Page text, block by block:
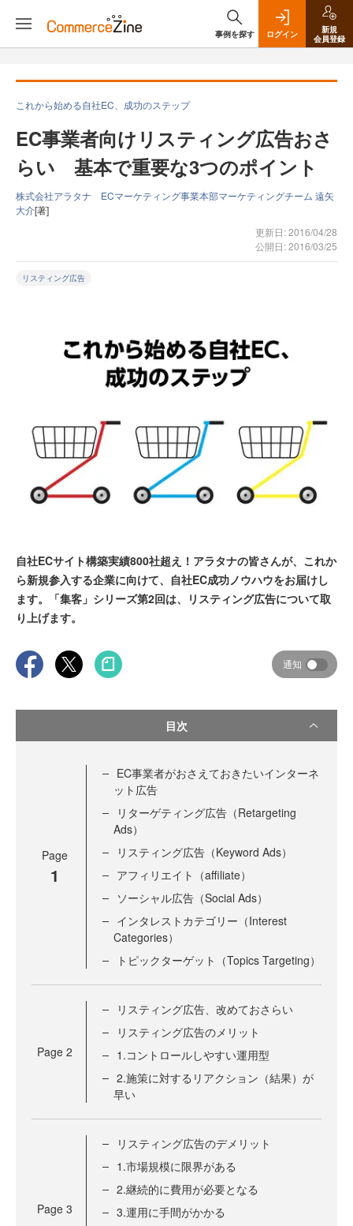
事例を探す ログイン
新規
会員登録
これから始める自社EC、成功のステップ
EC事業者向けリスティング広告おさ
らい 基本で重要な3つのポイント
株式会社アラタナ ECマーケティング事業本部マーケティングチーム 遠矢
大介[著]
更新日: 2016/04/28
公開日: 2016/03/25
リスティング広告
自社ECサイト構築実績800社超え！アラタナの皆さんが、これか
ら新規参入する企業に向けて、自社EC成功ノウハウをお届けし
ます。「集客」シリーズ第2回は、リスティング広告について取
り上げます。
通知
目次
Page
1
EC事業者がおさえておきたいインターネ
ット広告
リターゲティング広告（Retargeting
Ads）
リスティング広告（Keyword Ads）
アフィリエイト（affiliate）
ソーシャル広告（Social Ads）
インタレストカテゴリー（Interest
Categories）
トピックターゲット（Topics Targeting）
Page 2
リスティング広告、改めておさらい
リスティング広告のメリット
1.コントロールしやすい運用型
2.施策に対するリアクション（結果）が
早い
Page 3
リスティング広告のデメリット
1.市場規模に限界がある
2.継続的に費用が必要となる
3.運用に手間がかかる